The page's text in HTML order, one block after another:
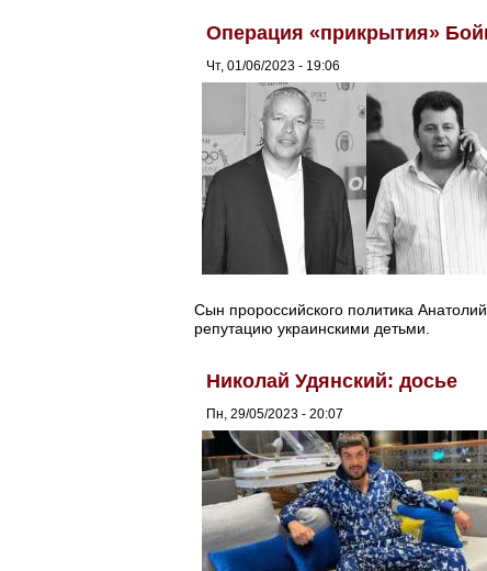
Операция «прикрытия»
Чт, 01/06/2023 - 19:06
Сын пророссийского политика
репутацию украинскими детьми.
Николай Удянский: досье
Пн, 29/05/2023 - 20:07